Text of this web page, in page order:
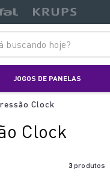
hoje?
JOGOS DE PANELAS
Clock
Clock
3produtos